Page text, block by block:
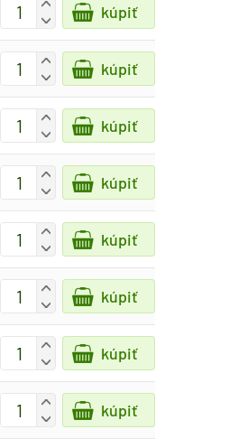
+
-
kúpiť
+
-
kúpiť
+
-
kúpiť
+
-
kúpiť
+
-
kúpiť
+
-
kúpiť
+
-
kúpiť
+
-
kúpiť